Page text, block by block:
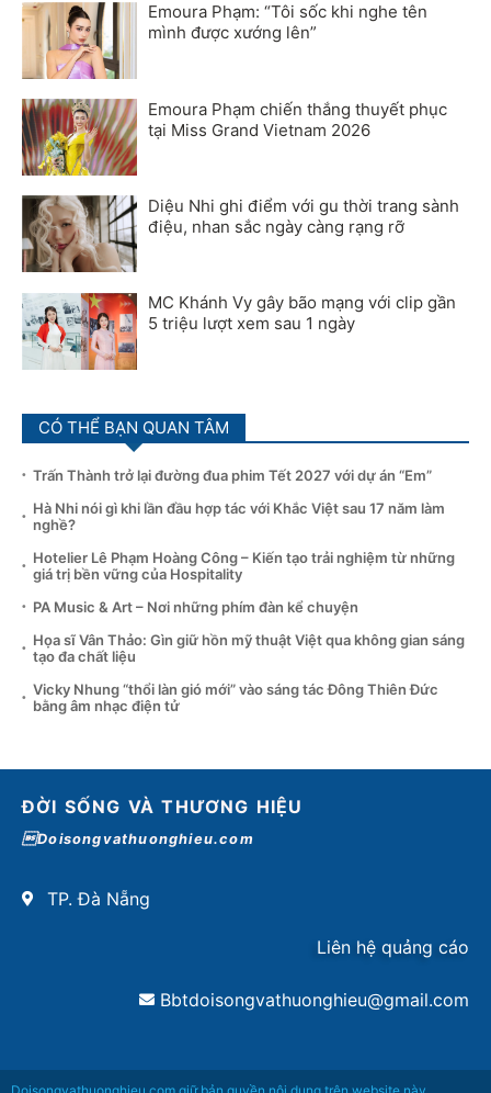
Emoura Phạm: “Tôi sốc khi nghe tên
mình được xướng lên”
Emoura Phạm chiến thắng thuyết phục
tại Miss Grand Vietnam 2026
Diệu Nhi ghi điểm với gu thời trang sành
điệu, nhan sắc ngày càng rạng rỡ
MC Khánh Vy gây bão mạng với clip gần
5 triệu lượt xem sau 1 ngày
CÓ THỂ BẠN QUAN TÂM
Trấn Thành trở lại đường đua phim Tết 2027 với dự án “Em”
Hà Nhi nói gì khi lần đầu hợp tác với Khắc Việt sau 17 năm làm
nghề?
Hotelier Lê Phạm Hoàng Công – Kiến tạo trải nghiệm từ những
giá trị bền vững của Hospitality
PA Music & Art – Nơi những phím đàn kể chuyện
Họa sĩ Vân Thảo: Gìn giữ hồn mỹ thuật Việt qua không gian sáng
tạo đa chất liệu
Vicky Nhung “thổi làn gió mới” vào sáng tác Đông Thiên Đức
bằng âm nhạc điện tử
ĐỜI SỐNG VÀ THƯƠNG HIỆU
Doisongvathuonghieu.com
TP. Đà Nẵng
Liên hệ quảng cáo
Bbtdoisongvathuonghieu@gmail.com